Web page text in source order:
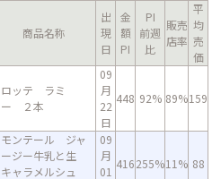
商品名称
出
現
日
金
額
PI
PI
前週
比
販売
店率
平
均
売
価
ロッテ ラミ
ー ２本
09
月
22
日
448 92% 89%159
モンテール ジャ
ージー牛乳と生
キャラメルシュ
09
月
01
416255%11% 88